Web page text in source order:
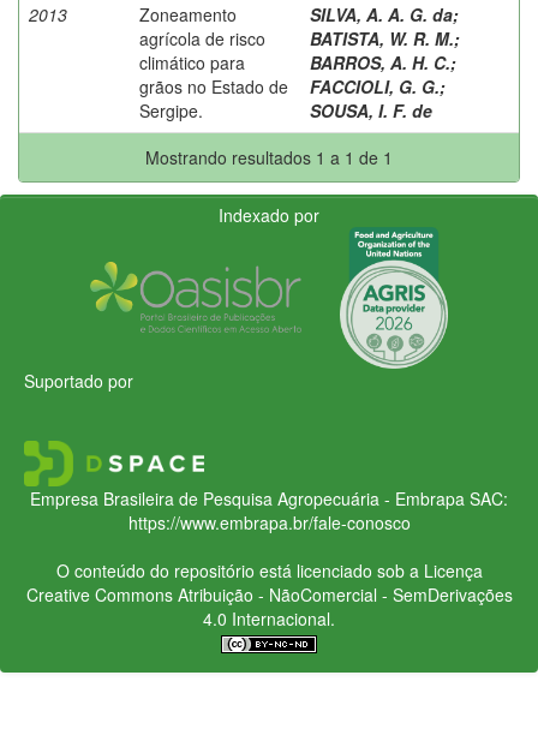
2013
Zoneamento
agrícola de risco
climático para
grãos no Estado de
Sergipe.
SILVA, A. A. G. da;
BATISTA, W. R. M.;
BARROS, A. H. C.;
FACCIOLI, G. G.;
SOUSA, I. F. de
Mostrando resultados 1 a 1 de 1
Indexado por
Suportado por
Empresa Brasileira de Pesquisa Agropecuária - Embrapa SAC:
https://www.embrapa.br/fale-conosco
O conteúdo do repositório está licenciado sob a Licença
Creative CommonsAtribuição - NãoComercial - SemDerivações
4.0 Internacional.